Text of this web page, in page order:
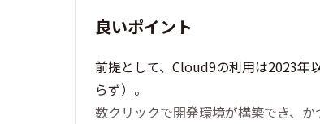
良いポイント
前提として、Cloud9の利用は2023年
らず）。
数クリックで開発環境が構築でき、